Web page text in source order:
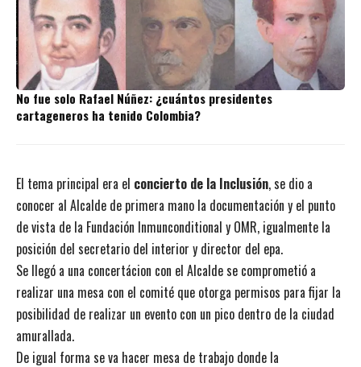
No fue solo Rafael Núñez: ¿cuántos presidentes
cartageneros ha tenido Colombia?
El tema principal era el concierto de la Inclusión, se dio a
conocer al Alcalde de primera mano la documentación y el punto
de vista de la Fundación Inmunconditional y OMR, igualmente la
posición del secretario del interior y director del epa.
Se llegó a una concertácion con el Alcalde se comprometió a
realizar una mesa con el comité que otorga permisos para fijar la
posibilidad de realizar un evento con un pico dentro de la ciudad
amurallada.
De igual forma se va hacer mesa de trabajo donde la